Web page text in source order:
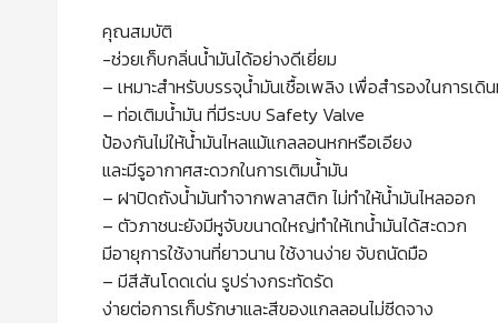
คุณสมบัติ
-ช่วยเก็บกลิ่นน้ำมันได้อย่างดีเยี่ยม
– เหมาะสำหรับบรรจุน้ำมันเชื้อเพลิง เพื่อสำรองในการเดิ
– ท่อเติมน้ำมัน ที่มีระบบ Safety Valve
ป้องกันไม่ให้น้ำมันไหลแม้แกลลอนหกหรือเอียง
และมีรูอากาศสะดวกในการเติมน้ำมัน
– ฝาปิดถังน้ำมันทำจากพลาสติก ไม่ทำให้น้ำมันไหลออก
– ตัวภาชนะยังมีหูจับขนาดใหญ่ทำให้เทน้ำมันได้สะดวก
มีอายุการใช้งานที่ยาวนาน ใช้งานง่าย จับถนัดมือ
– มีสีสันโดดเด่น รูปร่างกระทัดรัด
ง่ายต่อการเก็บรักษาและสีของแกลลอนไม่ซีดจาง